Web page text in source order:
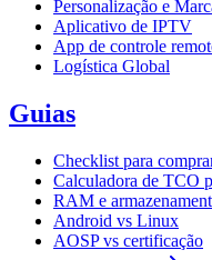
Personalização e
Aplicativo de IPTV
App de controle
Logística Global
Guias
Checklist para
Calculadora de TCO
RAM e
Android vs Linux
AOSP vs certificação